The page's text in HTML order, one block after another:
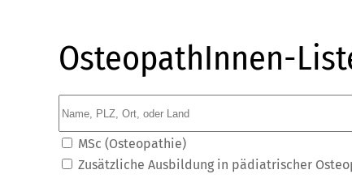
OsteopathInnen-
MSc (Osteopathie)
Zusätzliche Ausbildung in pädiatrischer